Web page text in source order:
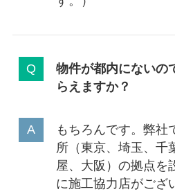
物件が都内にないの
らえますか？
もちろんです。弊社
所（東京、埼玉、千
屋、大阪）の拠点を
に施工協力店がござ